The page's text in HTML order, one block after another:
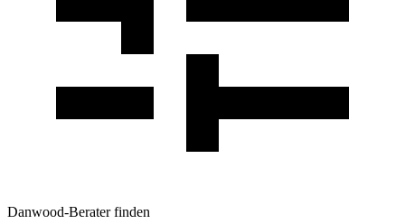
Danwood-Berater finden